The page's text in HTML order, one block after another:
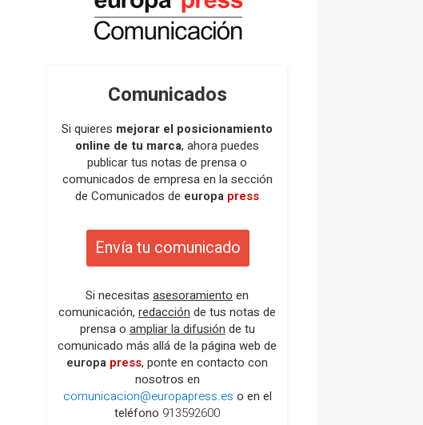
Comunicados
Si quieres mejorar el posicionamiento
online de tu marca, ahora puedes
publicar tus notas de prensa o
comunicados de empresa en la sección
de Comunicados de europa press
Envía tu comunicado
Si necesitas asesoramiento en
comunicación, redacción de tus notas de
prensa o ampliar la difusión de tu
comunicado más allá de la página web de
europa press, ponte en contacto con
nosotros en
comunicacion@europapress.es o en el
teléfono 913592600